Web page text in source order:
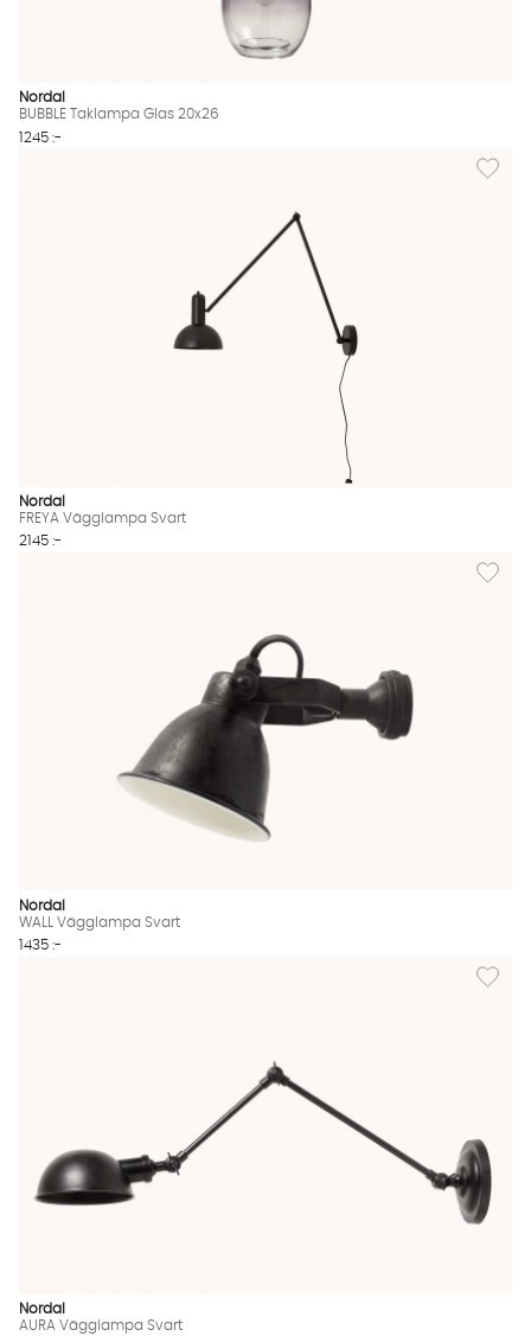
Nordal
BUBBLE Taklampa Glas 20x26
1245 :-
Lägg
Nordal
FREYA Vägglampa Svart
2145 :-
Lägg
Nordal
WALL Vägglampa Svart
1435 :-
Lägg
Nordal
AURA Vägglampa Svart